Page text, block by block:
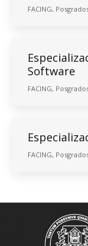
FACING,
Software
FACING,
FACING,